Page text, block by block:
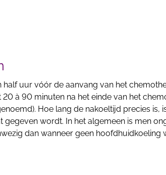
uur vóór de aanvang van het
à 90 minuten na het einde van het
Hoe lang de nakoeltijd precies is,
wordt. In het algemeen is men
dan wanneer geen hoofdhuidkoeling